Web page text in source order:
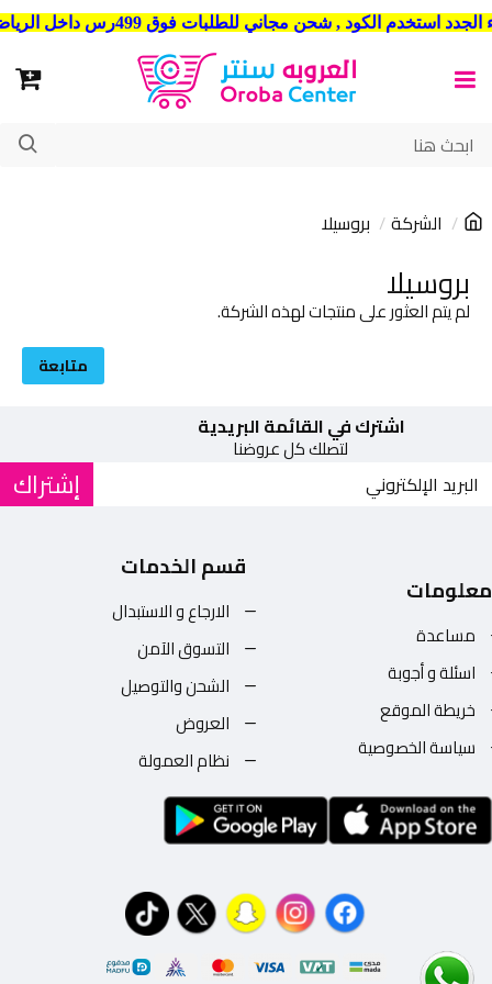
شحن مجاني للطلبات فوق 499رس داخل الرياض . وشحن الي جميع مدن المملكة العربية السعودية
الشركة بروسيلا
بروسيلا
لم يتم العثور على منتجات لهذه الشركة.
متابعة
اشترك في القائمة البريدية
لتصلك كل عروضنا
إشتراك
معلومات
مساعدة
اسئلة و أجوبة
خريطة الموقع
سياسة الخصوصية
قسم الخدمات
الارجاع و الاستبدال
التسوق الآمن
الشحن والتوصيل
العروض
نظام العمولة